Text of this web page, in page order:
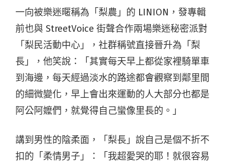
一向被樂迷暱稱為「梨農」的 LINION，發專輯
前也與 StreetVoice 街聲合作兩場樂迷秘密派對
「梨民活動中心」，社群稱號直接晉升為「梨
長」，他笑說：「其實每天早上都從家裡騎單車
到海邊，每天經過淡水的路途都會觀察到鄰里間
的細微變化，早上會出來運動的人大部分也都是
阿公阿嬤們，就覺得自己蠻像里長的。」
講到男性的陰柔面，「梨長」說自己是個不折不
扣的「柔情男子」：「我超愛哭的耶！就很容易